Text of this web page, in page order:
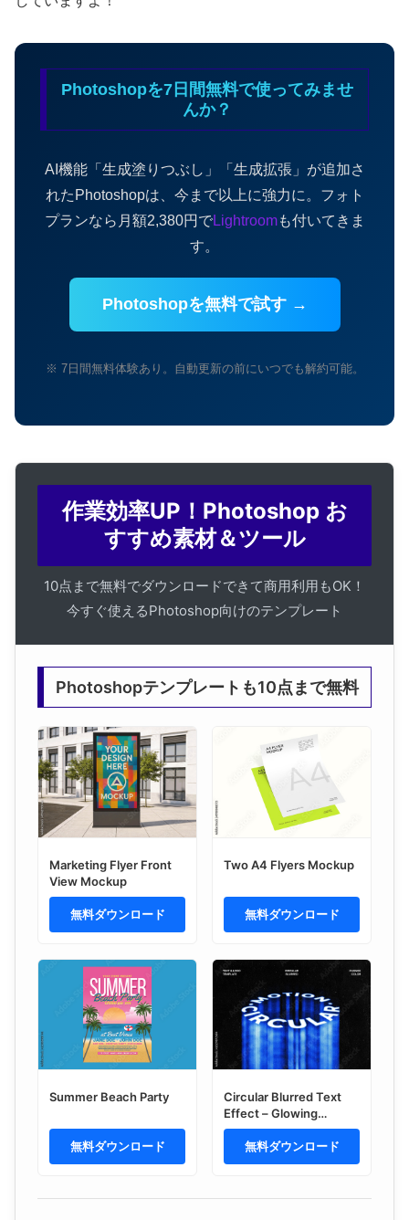
Photoshopを7日間無料で使ってみませ
んか？
AI機能「生成塗りつぶし」「生成拡張」が追加さ
れたPhotoshopは、今まで以上に強力に。フォト
プランなら月額2,380円でLightroomも付いてきま
す。
Photoshopを無料で試す →
※ 7日間無料体験あり。自動更新の前にいつでも解約可能。
作業効率UP！Photoshop お
すすめ素材＆ツール
10点まで無料でダウンロードできて商用利用もOK！
今すぐ使えるPhotoshop向けのテンプレート
Photoshopテンプレートも10点まで無料
Marketing Flyer Front
View Mockup
無料ダウンロード
Two A4 Flyers Mockup
無料ダウンロード
Summer Beach Party
無料ダウンロード
Circular Blurred Text
Effect – Glowing
Typography for Logo,
Poster & Branding
(PSD)
無料ダウンロード